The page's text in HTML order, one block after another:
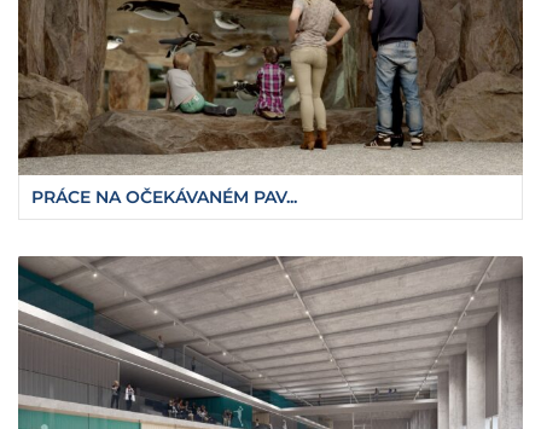
PRÁCE NA OČEKÁVANÉM PAV...